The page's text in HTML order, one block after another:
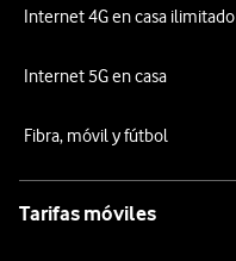
Internet 4G en casa ilimitado
Internet 5G en casa
Fibra, móvil y fútbol
Tarifas móviles